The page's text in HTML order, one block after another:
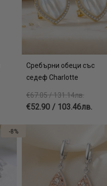
Сребърни обеци със
седеф Charlotte
€67.05 / 131.14лв.
€52.90 / 103.46лв.
-8%